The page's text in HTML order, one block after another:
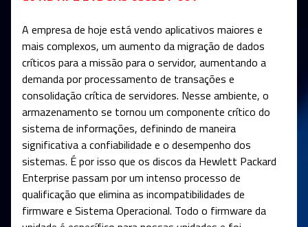
A empresa de hoje está vendo aplicativos maiores e
mais complexos, um aumento da migração de dados
críticos para a missão para o servidor, aumentando a
demanda por processamento de transações e
consolidação crítica de servidores. Nesse ambiente, o
armazenamento se tornou um componente crítico do
sistema de informações, definindo de maneira
significativa a confiabilidade e o desempenho dos
sistemas. É por isso que os discos da Hewlett Packard
Enterprise passam por um intenso processo de
qualificação que elimina as incompatibilidades de
firmware e Sistema Operacional. Todo o firmware da